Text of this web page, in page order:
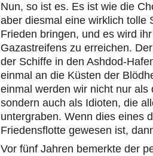
Nun, so ist es. Es ist wie die
aber diesmal eine wirklich tolle
Frieden bringen, und es wird
Gazastreifens zu erreichen.
der Schiffe in den Ashdod-
einmal an die Küsten der
einmal werden wir nicht nur
sondern auch als Idioten, die
untergraben. Wenn dies eines
Friedensflotte gewesen ist,
Vor fünf Jahren bemerkte der